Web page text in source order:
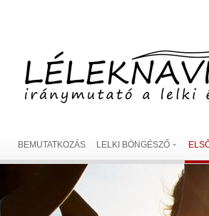
BEMUTATKOZÁS LELKI BÖNGÉSZŐ